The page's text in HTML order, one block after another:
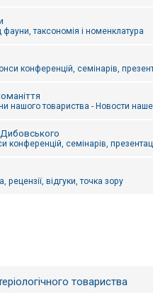
таксономія і номенклатура
конференцій, семінарів,
нашого товариства - Новости
конференцій, семінарів,
рецензії, відгуки, точка зору
товариства